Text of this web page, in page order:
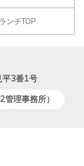
ンチTOP
平3番1号
理事務所）